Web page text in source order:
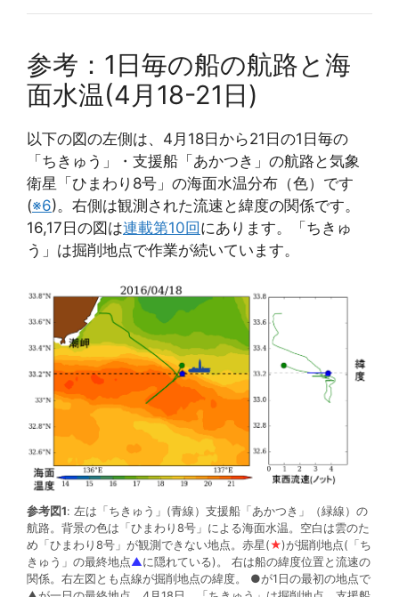
参考：1日毎の船の航路と海
面水温(4月18-21日)
以下の図の左側は、4月18日から21日の1日毎の
「ちきゅう」・支援船「あかつき」の航路と気象
衛星「ひまわり8号」の海面水温分布（色）です
(※6)。右側は観測された流速と緯度の関係です。
16,17日の図は連載第10回にあります。「ちきゅ
う」は掘削地点で作業が続いています。
参考図1: 左は「ちきゅう」(青線）支援船「あかつき」（緑線）の
航路。背景の色は「ひまわり8号」による海面水温。空白は雲のた
め「ひまわり8号」が観測できない地点。赤星(★)が掘削地点(「ち
きゅう」の最終地点▲に隠れている)。 右は船の緯度位置と流速の
関係。右左図とも点線が掘削地点の緯度。 ●が1日の最初の地点で